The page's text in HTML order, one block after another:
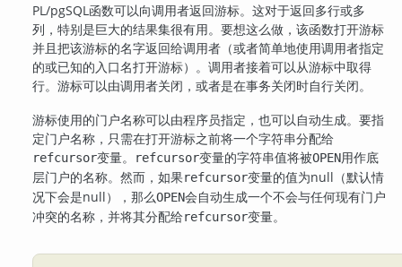
PL/pgSQL函数可以向调用者返回游标。这对于返回多行或多
列，特别是巨大的结果集很有用。要想这么做，该函数打开游标
并且把该游标的名字返回给调用者（或者简单地使用调用者指定
的或已知的入口名打开游标）。调用者接着可以从游标中取得
行。游标可以由调用者关闭，或者是在事务关闭时自行关闭。
游标使用的门户名称可以由程序员指定，也可以自动生成。要指
定门户名称，只需在打开游标之前将一个字符串分配给
refcursor变量。 refcursor变量的字符串值将被OPEN用作底
层门户的名称。然而，如果refcursor变量的值为null（默认情
况下会是null），那么OPEN会自动生成一个不会与任何现有门户
冲突的名称，并将其分配给refcursor变量。